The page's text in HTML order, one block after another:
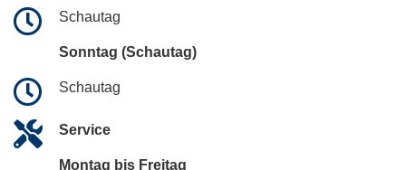
Schautag
Sonntag (Schautag)
Schautag
Service
Montag bis Freitag